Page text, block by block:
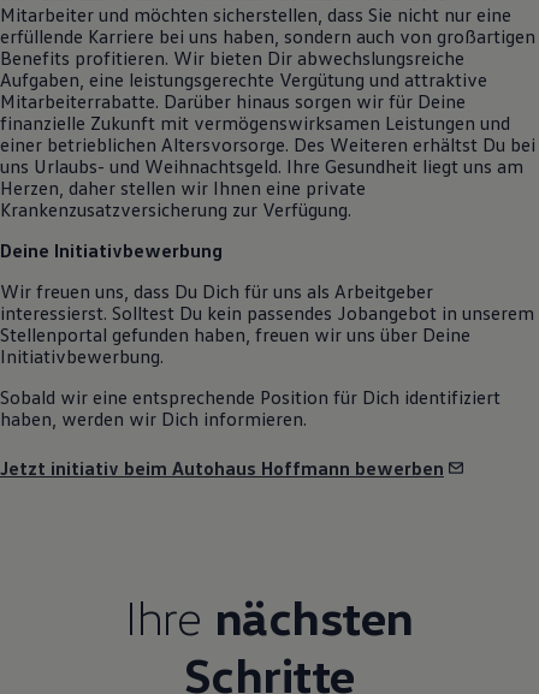
Mitarbeiter und möchten sicherstellen, dass Sie nicht nur eine
erfüllende Karriere bei uns haben, sondern auch von großartigen
Benefits profitieren. Wir bieten Dir abwechslungsreiche
Aufgaben, eine leistungsgerechte Vergütung und attraktive
Mitarbeiterrabatte. Darüber hinaus sorgen wir für Deine
finanzielle Zukunft mit vermögenswirksamen Leistungen und
einer betrieblichen Altersvorsorge. Des Weiteren erhältst Du bei
uns Urlaubs- und Weihnachtsgeld. Ihre Gesundheit liegt uns am
Herzen, daher stellen wir Ihnen eine private
Krankenzusatzversicherung zur Verfügung.
Deine Initiativbewerbung
Wir freuen uns, dass Du Dich für uns als Arbeitgeber
interessierst. Solltest Du kein passendes Jobangebot in unserem
Stellenportal gefunden haben, freuen wir uns über Deine
Initiativbewerbung.
Sobald wir eine entsprechende Position für Dich identifiziert
haben, werden wir Dich informieren.
Jetzt initiativ beim Autohaus Hoffmann bewerben
Ihre nächsten
Schritte